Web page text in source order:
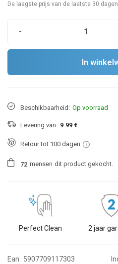
De laagste prijs van de laatste 30 dagen
-
In
Beschikbaarheid: Op voorraad
Levering van: 9.99 €
Retour tot 100 dagen
72 mensen dit product gekocht.
Perfect Clean 2 jaar
Ean: 5907709117303